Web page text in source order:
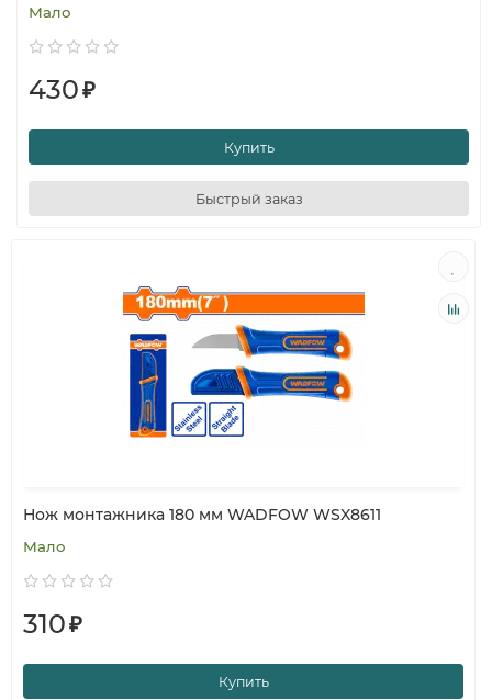
Мало
430₽
Купить
Быстрый заказ
Нож монтажника 180 мм WADFOW WSX8611
Мало
310₽
Купить